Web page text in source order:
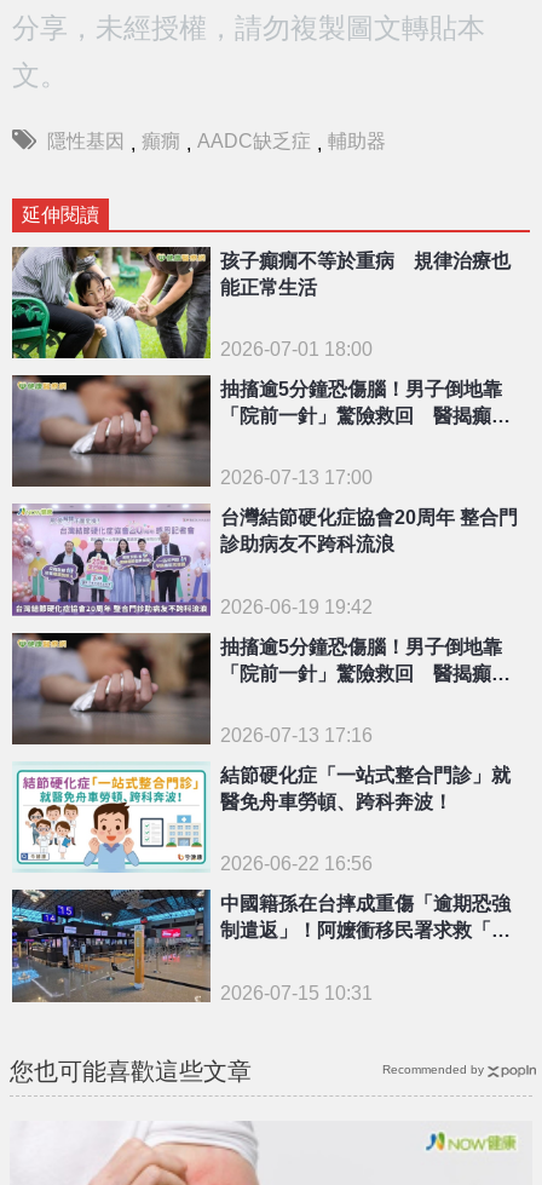
分享，未經授權，請勿複製圖文轉貼本
文。
隱性基因 , 癲癇 , AADC缺乏症 , 輔助器
延伸閱讀
孩子癲癇不等於重病 規律治療也
能正常生活
2026-07-01 18:00
抽搐逾5分鐘恐傷腦！男子倒地靠
「院前一針」驚險救回 醫揭癲癇
2026-07-13 17:00
台灣結節硬化症協會20周年 整合門
診助病友不跨科流浪
2026-06-19 19:42
抽搐逾5分鐘恐傷腦！男子倒地靠
「院前一針」驚險救回 醫揭癲癇
2026-07-13 17:16
結節硬化症「一站式整合門診」就
醫免舟車勞頓、跨科奔波！
2026-06-22 16:56
中國籍孫在台摔成重傷「逾期恐強
制遣返」！阿嬤衝移民署求救「暖
2026-07-15 10:31
您也可能喜歡這些文章 Recommended by